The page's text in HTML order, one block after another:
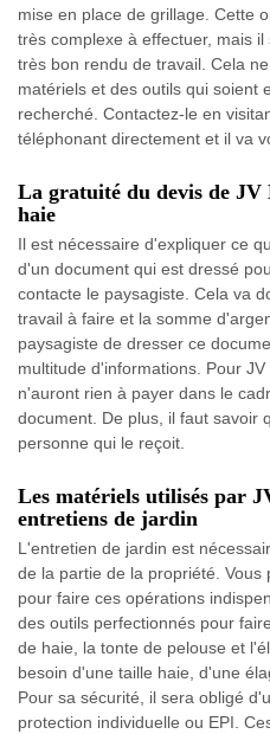
mise en place de grillage. Cette
très complexe à effectuer, mais
très bon rendu de travail. Cela
matériels et des outils qui soient
recherché. Contactez-le en
téléphonant directement et il va
La gratuité du devis de JV
haie
Il est nécessaire d'expliquer ce
d'un document qui est dressé
contacte le paysagiste. Cela va
travail à faire et la somme
paysagiste de dresser ce
multitude d'informations. Pour
n'auront rien à payer dans le
document. De plus, il faut savoir
personne qui le reçoit.
Les matériels utilisés par
entretiens de jardin
L'entretien de jardin est
de la partie de la propriété. Vous
pour faire ces opérations
des outils perfectionnés pour
de haie, la tonte de pelouse et
besoin d'une taille haie, d'une
Pour sa sécurité, il sera obligé
protection individuelle ou EPI.